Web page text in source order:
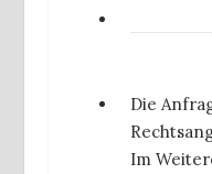
Die
Im